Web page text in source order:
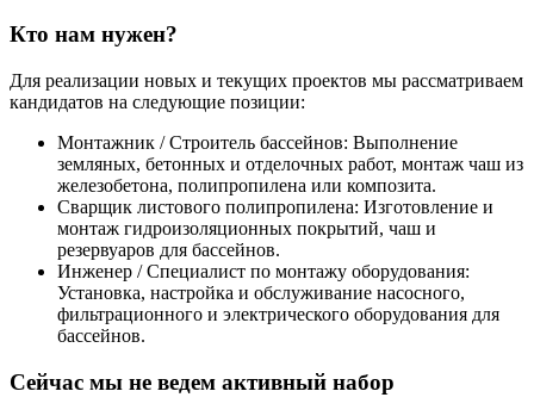
Кто нам нужен?
Для реализации новых и текущих проектов мы рассматриваем
кандидатов на следующие позиции:
Монтажник / Строитель бассейнов: Выполнение
земляных, бетонных и отделочных работ, монтаж чаш из
железобетона, полипропилена или композита.
Сварщик листового полипропилена: Изготовление и
монтаж гидроизоляционных покрытий, чаш и
резервуаров для бассейнов.
Инженер / Специалист по монтажу оборудования:
Установка, настройка и обслуживание насосного,
фильтрационного и электрического оборудования для
бассейнов.
Сейчас мы не ведем активный набор